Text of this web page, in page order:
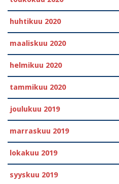
huhtikuu 2020
maaliskuu 2020
helmikuu 2020
tammikuu 2020
joulukuu 2019
marraskuu 2019
lokakuu 2019
syyskuu 2019